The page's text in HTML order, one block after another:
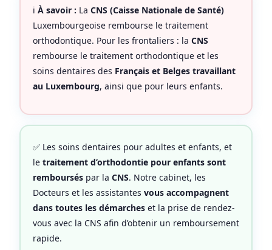
ℹ️ À savoir : La CNS (Caisse Nationale de Santé)
Luxembourgeoise rembourse le traitement
orthodontique. Pour les frontaliers : la CNS
rembourse le traitement orthodontique et les
soins dentaires des Français et Belges travaillant
au Luxembourg, ainsi que pour leurs enfants.
✅ Les soins dentaires pour adultes et enfants, et
le traitement d’orthodontie pour enfants sont
rembourséspar la CNS. Notre cabinet, les
Docteurs et les assistantes vous accompagnent
dans toutes les démarcheset la prise de rendez-
vous avec la CNS afin d’obtenir un remboursement
rapide.